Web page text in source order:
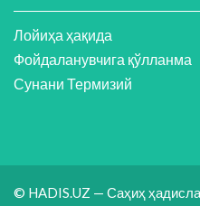
Лойиҳа ҳақида
Фойдаланувчига қўлланма
Сунани Термизий
© HADIS.UZ — Саҳиҳ